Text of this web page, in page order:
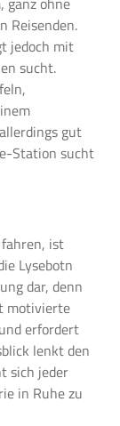
Reisenden.
jedoch mit
sucht.
gut
Station sucht
ist
Lysebotn
dar, denn
motivierte
erfordert
lenkt den
sich jeder
in Ruhe zu